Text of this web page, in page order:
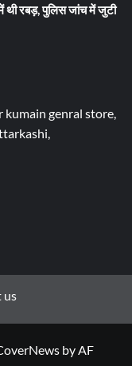
थी रबड़, पुलिस जांच में जुटी
kumain genral store,
us
by AF